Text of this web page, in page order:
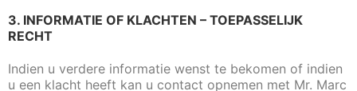
3. INFORMATIE OF KLACHTEN – TOEPASSELIJK
RECHT
Indien u verdere informatie wenst te bekomen of indien
u een klacht heeft kan u contact opnemen met Mr. Marc